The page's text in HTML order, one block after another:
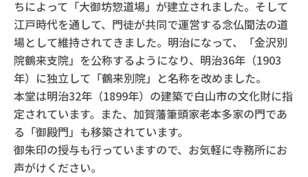
ちによって「大御坊惣道場」が建立されました。そして
江戸時代を通して、門徒が共同で運営する念仏聞法の道
場として維持されてきました。明治になって、「金沢別
院鶴来支院」を公称するようになり、明治36年（1903
年）に独立して「鶴来別院」と名称を改めました。
本堂は明治32年（1899年）の建築で白山市の文化財に指
定されています。また、加賀藩筆頭家老本多家の門であ
る「御殿門」も移築されています。
御朱印の授与も行っていますので、お気軽に寺務所にお
声がけください。